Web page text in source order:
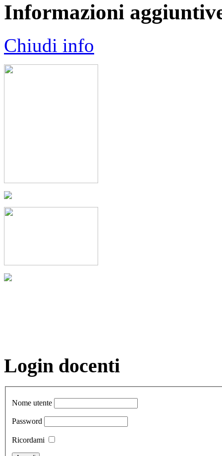
Informazioni
Chiudi info
Login docenti
Nome utente
Password
Ricordami